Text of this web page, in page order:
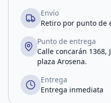
Envío
Retiro por punto de
Punto de entrega
Calle concarán 1368,
plaza Arosena.
Entrega
Entrega inmediata